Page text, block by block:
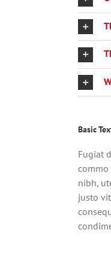
Basic
Fugiat
nibh,
justo